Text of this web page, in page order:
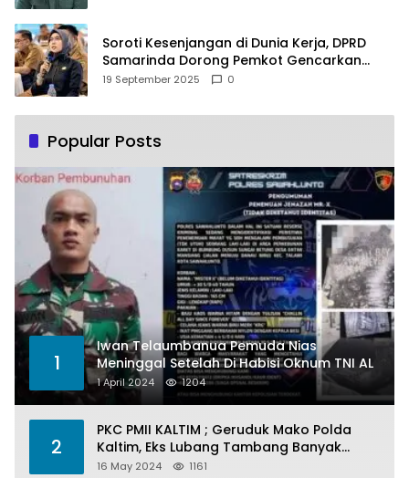
Soroti Kesenjangan di Dunia Kerja, DPRD
Samarinda Dorong Pemkot Gencarkan
Pemberdayaan Perempuan
19 September 2025 0
Popular Posts
1
Iwan Telaumbanua Pemuda Nias
Meninggal Setelah Di Habisi Oknum TNI AL
1 April 2024 1204
2
PKC PMII KALTIM ; Geruduk Mako Polda
Kaltim, Eks Lubang Tambang Banyak
Menelan Korban
16 May 2024 1161